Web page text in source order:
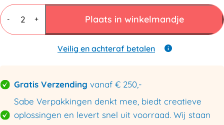
-
PP
Omsnoeringsband
12mmx0.55mmx3000mtr
Zwart
+ Plaats in winkelmandje
Veilig en achteraf betalen
Gratis Verzending vanaf € 250,-
Sabe Verpakkingen denkt mee, biedt creatieve
oplossingen en levert snel uit voorraad. Wij staan